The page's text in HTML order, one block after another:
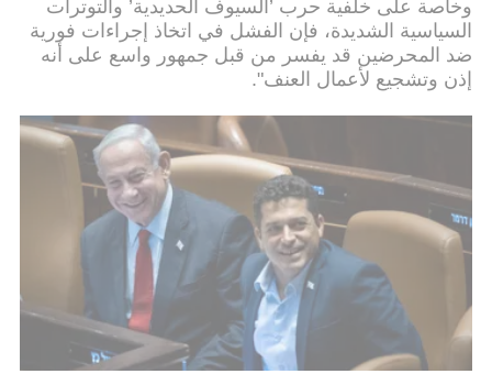
وخاصة على خلفية حرب ’السيوف الحديدية’ والتوترات
السياسية الشديدة، فإن الفشل في اتخاذ إجراءات فورية
ضد المحرضين قد يفسر من قبل جمهور واسع على أنه
إذن وتشجيع لأعمال العنف".